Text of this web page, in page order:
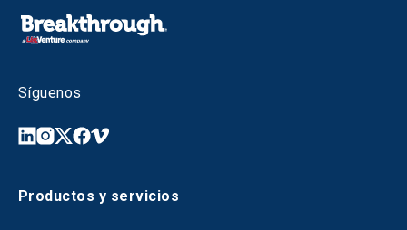
Síguenos
Productos y servicios